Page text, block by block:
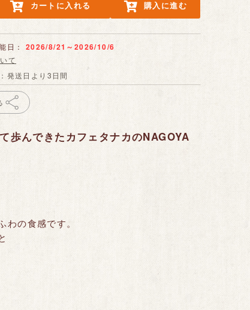
カートに入れる 購入に進む
日： 2026/8/21～2026/10/6
て
発送日より3日間
歩んできたカフェタナカのNAGOYA
の食感です。